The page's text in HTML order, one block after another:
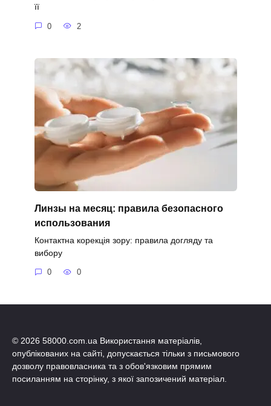
її
0 2
Линзы на месяц: правила безопасного
использования
Контактна корекція зору: правила догляду та
вибору
0 0
© 2026 58000.com.ua Використання матеріалів,
опублікованих на сайті, допускається тільки з письмового
дозволу правовласника та з обов'язковим прямим
посиланням на сторінку, з якої запозичений матеріал.